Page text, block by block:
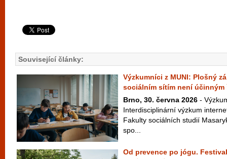
Související články:
Výzkumníci z MUNI: Plošný
sociálním sítím není účinným
Brno, 30. června 2026 -
Interdisciplinární výzkum
Fakulty sociálních studií
spo...
Od prevence po jógu.